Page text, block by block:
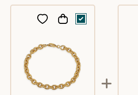
AA
Magnifique